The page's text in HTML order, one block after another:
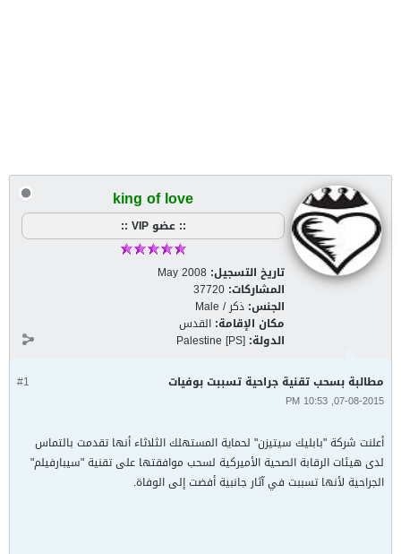
king of love
:: عضو VIP ::
تاريخ التسجيل: May 2008
المشاركات: 37720
الجنس: ذكر / Male
مكان الإقامة: القدس
الدولة: Palestine [PS]
#1 مطالبة بسحب تقنية جراحية تسببت بوفيات
07-08-2015, 10:53 PM
أعلنت شركة "بابليك سيتيزن" لحماية المستهلك الثلاثاء أنها تقدمت بالتماس
لدى هيئات الرقابة الصحية الأميركية لسحب موافقتها على تقنية "سيبارفيلم"
الجراحية لأنها تسببت في آثار جانبية أفضت إلى الوفاة.